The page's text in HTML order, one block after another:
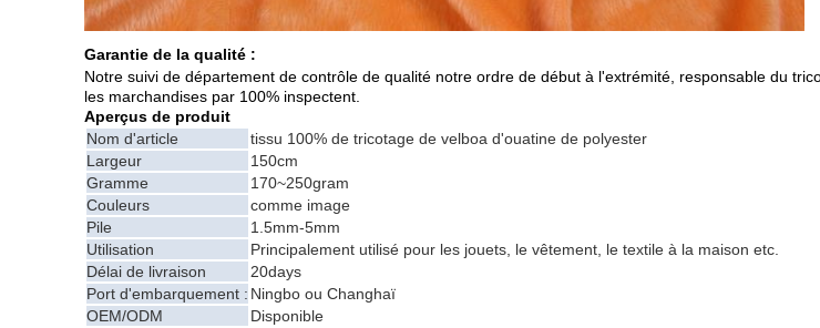
Garantie de la qualité :
Notre suivi de département de contrôle de qualité notre ordre de début à l'extrémité, responsable du
les marchandises par 100% inspectent.
Aperçus de produit
Nom d'article
tissu 100% de tricotage de velboa d'ouatine de polyester
Largeur
150cm
Gramme
170~250gram
Couleurs
comme image
Pile
1.5mm-5mm
Utilisation
Principalement utilisé pour les jouets, le vêtement, le textile à la maison etc.
Délai de livraison
20days
Port d'embarquement : Ningbo ou Changhaï
OEM/ODM
Disponible